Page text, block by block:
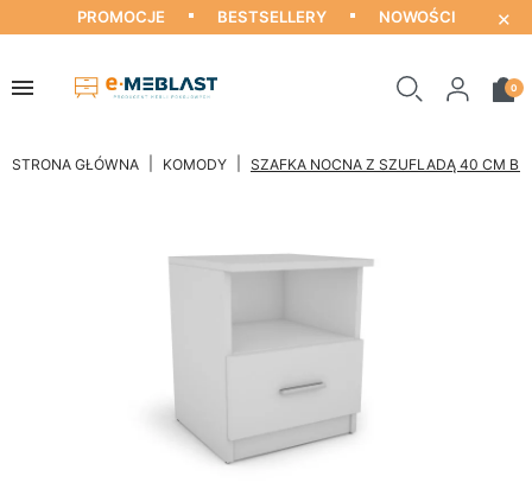
PROMOCJE BESTSELLERY NOWOŚCI ×
0
STRONA GŁÓWNA KOMODY SZAFKA NOCNA Z SZUFLADĄ 40 CM